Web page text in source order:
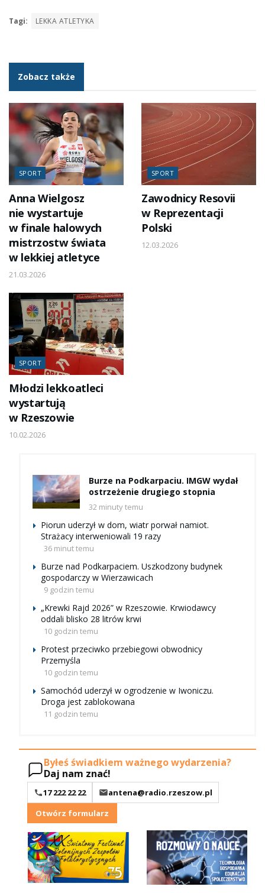
Tagi: LEKKA ATLETYKA
Zobacz także
SPORT
Anna Wielgosz
nie wystartuje
w finale halowych
mistrzostw świata
w lekkiej atletyce
21.03.2026
SPORT
Zawodnicy Resovii
w Reprezentacji
Polski
12.03.2026
SPORT
Młodzi lekkoatleci
wystartują
w Rzeszowie
10.02.2026
Burze na Podkarpaciu. IMGW wydał
ostrzeżenie drugiego stopnia
32 minuty temu
Piorun uderzył w dom, wiatr porwał namiot.
Strażacy interweniowali 19 razy
36 minut temu
Burze nad Podkarpaciem. Uszkodzony budynek
gospodarczy w Wierzawicach
9 godzin temu
„Krewki Rajd 2026” w Rzeszowie. Krwiodawcy
oddali blisko 28 litrów krwi
10 godzin temu
Protest przeciwko przebiegowi obwodnicy
Przemyśla
10 godzin temu
Samochód uderzył w ogrodzenie w Iwoniczu.
Droga jest zablokowana
11 godzin temu
Byłeś świadkiem ważnego wydarzenia?
Daj nam znać!
17 222 22 22
antena@radio.rzeszow.pl
Otwórz formularz